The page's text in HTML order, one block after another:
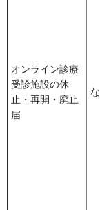
オンライン診療
受診施設の休
止・再開・廃止
届